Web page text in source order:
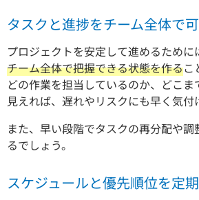
タスクと進捗をチーム全体で
プロジェクトを安定して進めるために
チーム全体で把握できる状態を作るこ
どの作業を担当しているのか、どこ
見えれば、遅れやリスクにも早く気付
また、早い段階でタスクの再分配や
るでしょう。
スケジュールと優先順位を定